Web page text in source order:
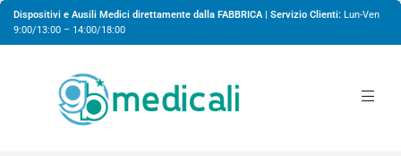
Dispositivi e Ausili Medici direttamente dalla FABBRICA | Servizio Clienti: Lun-Ven
9:00/13:00 – 14:00/18:00